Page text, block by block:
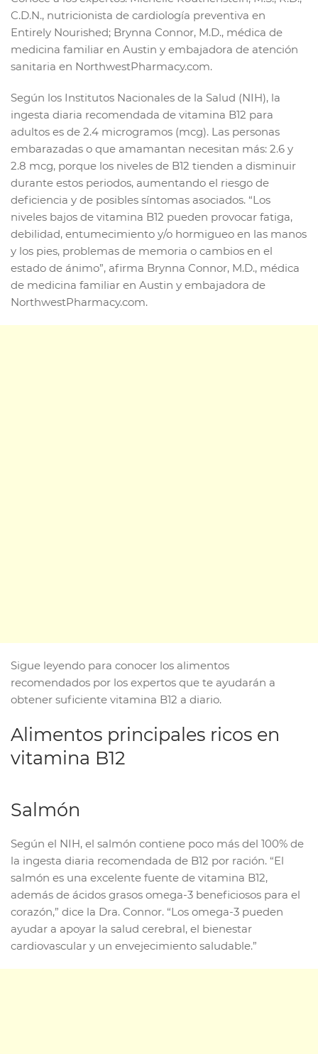
C.D.N., nutricionista de cardiología preventiva en
Entirely Nourished; Brynna Connor, M.D., médica de
medicina familiar en Austin y embajadora de atención
sanitaria en NorthwestPharmacy.com.
Según los Institutos Nacionales de la Salud (NIH), la
ingesta diaria recomendada de vitamina B12 para
adultos es de 2.4 microgramos (mcg). Las personas
embarazadas o que amamantan necesitan más: 2.6 y
2.8 mcg, porque los niveles de B12 tienden a disminuir
durante estos periodos, aumentando el riesgo de
deficiencia y de posibles síntomas asociados. “Los
niveles bajos de vitamina B12 pueden provocar fatiga,
debilidad, entumecimiento y/o hormigueo en las manos
y los pies, problemas de memoria o cambios en el
estado de ánimo”, afirma Brynna Connor, M.D., médica
de medicina familiar en Austin y embajadora de
NorthwestPharmacy.com.
Sigue leyendo para conocer los alimentos
recomendados por los expertos que te ayudarán a
obtener suficiente vitamina B12 a diario.
Alimentos principales ricos en
vitamina B12
Salmón
Según el NIH, el salmón contiene poco más del 100% de
la ingesta diaria recomendada de B12 por ración. “El
salmón es una excelente fuente de vitamina B12,
además de ácidos grasos omega-3 beneficiosos para el
corazón,” dice la Dra. Connor. “Los omega-3 pueden
ayudar a apoyar la salud cerebral, el bienestar
cardiovascular y un envejecimiento saludable.”